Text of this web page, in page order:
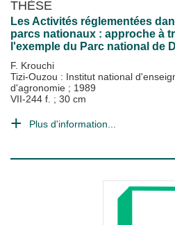
THÈSE
Les Activités réglementées
parcs nationaux : approche à
l'exemple du Parc national de
F. Krouchi
Tizi-Ouzou : Institut national
d'agronomie ; 1989
VII-244 f. ; 30 cm
Plus d'information...